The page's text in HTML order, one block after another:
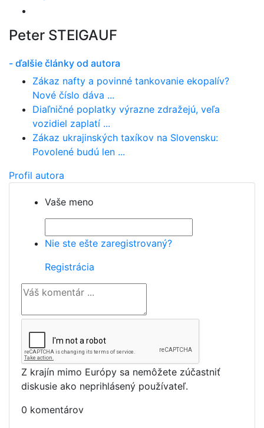
Peter STEIGAUF
- ďalšie články od autora
Zákaz nafty a povinné tankovanie ekopalív?
Nové číslo dáva ...
Diaľničné poplatky výrazne zdražejú, veľa
vozidiel zaplatí ...
Zákaz ukrajinských taxíkov na Slovensku:
Povolené budú len ...
Profil autora
Vaše meno
Nie ste ešte zaregistrovaný?
Registrácia
Z krajín mimo Európy sa nemôžete zúčastniť
diskusie ako neprihlásený používateľ.
0 komentárov